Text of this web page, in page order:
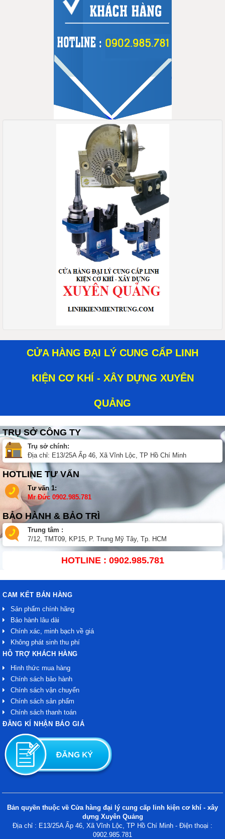
CỬA HÀNG ĐẠI LÝ CUNG CẤP LINH
KIỆN CƠ KHÍ - XÂY DỰNG XUYÊN
QUẢNG
TRỤ SỞ CÔNG TY
Trụ sở chính:
Địa chỉ: E13/25A Ấp 46, Xã Vĩnh Lộc, TP Hồ Chí Minh
HOTLINE TƯ VẤN
Tư vấn 1:
Mr Đức 0902.985.781
BẢO HÀNH & BẢO TRÌ
Trung tâm :
7/12, TMT09, KP15, P. Trung Mỹ Tây, Tp. HCM
HOTLINE : 0902.985.781
CAM KẾT BÁN HÀNG
Sản phẩm chính hãng
Bảo hành lâu dài
Chính xác, minh bạch về giá
Không phát sinh thu phí
HỖ TRỢ KHÁCH HÀNG
Hình thức mua hàng
Chính sách bảo hành
Chính sách vận chuyển
Chính sách sản phẩm
Chính sách thanh toán
ĐĂNG KÍ NHẬN BÁO GIÁ
Bản quyền thuộc về Cửa hàng đại lý cung cấp linh kiện cơ khí - xây
dựng Xuyên Quảng
Địa chỉ : E13/25A Ấp 46, Xã Vĩnh Lộc, TP Hồ Chí Minh - Điện thoại :
0902.985.781